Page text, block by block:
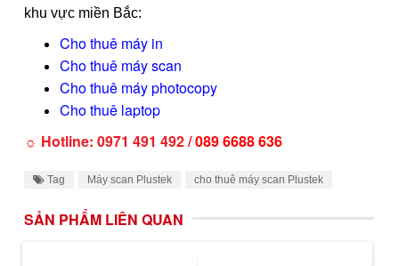
khu vực miền Bắc:
Cho thuê máy in
Cho thuê máy scan
Cho thuê máy photocopy
Cho thuê laptop
☼ Hotline: 0971 491 492 /089 6688 636
Tag Máy scan Plustek cho thuê máy scan Plustek
SẢN PHẨM LIÊN QUAN